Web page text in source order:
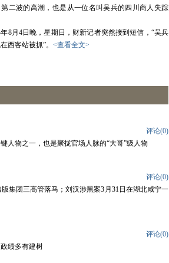
二波的高潮，也是从一位名叫吴兵的四川商人失踪
月4日晚，星期日，财新记者突然接到短信，“吴兵
西客站被抓”。 <查看全文>
评论(0)
人物之一，也是聚拢官场人脉的“大哥”级人物
评论(0)
集团三高管落马；刘汉涉黑案3月31日在湖北咸宁一
评论(0)
绩多有建树